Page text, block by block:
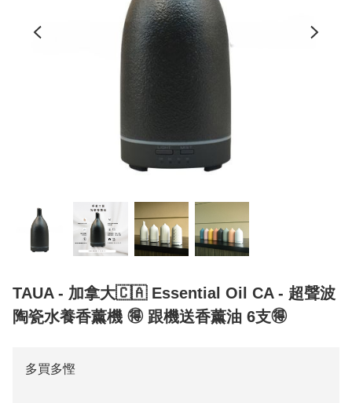
TAUA - 加拿大🇨🇦 Essential Oil CA - 超聲波
陶瓷水養香薰機 🉐 跟機送香薰油 6支🉐
多買多慳